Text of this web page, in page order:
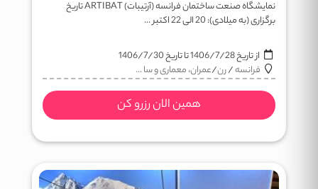
نمایشگاه صنعت ساختمان فرانسه (آرتیبات) ARTIBAT تاریخ
برگزاری (به میلادی): 20 الی 22 اکتبر ...
از تاریخ1406/7/28تا تاریخ1406/7/30
فرانسه/رن/عمران، معماری و سا ...
همین الان رزرو کن